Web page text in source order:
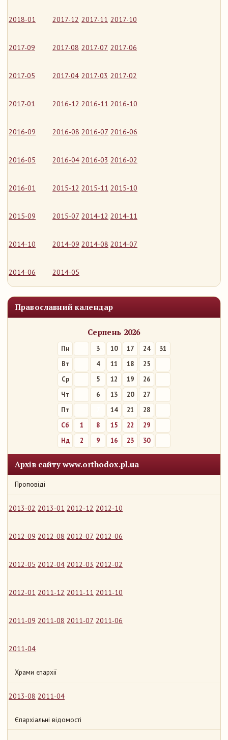
2018-01 2017-12 2017-11 2017-10
2017-09 2017-08 2017-07 2017-06
2017-05 2017-04 2017-03 2017-02
2017-01 2016-12 2016-11 2016-10
2016-09 2016-08 2016-07 2016-06
2016-05 2016-04 2016-03 2016-02
2016-01 2015-12 2015-11 2015-10
2015-09 2015-07 2014-12 2014-11
2014-10 2014-09 2014-08 2014-07
2014-06 2014-05
Православний календар
Серпень 2026
Пн 3 10 17 24
31
Вт
4 11 18
25
Ср
5 12 19
26
Чт
6 13 20
27
Пт
14 21
28
Сб
1 8 15 22
29
Нд
2 9 16 23 30
Архів сайту www.orthodox.pl.ua
Проповіді
2013-02 2013-01 2012-12 2012-10
2012-09 2012-08 2012-07 2012-06
2012-05 2012-04 2012-03 2012-02
2012-01 2011-12 2011-11 2011-10
2011-09 2011-08 2011-07 2011-06
2011-04
Храми єпархії
2013-08 2011-04
Єпархіальні відомості